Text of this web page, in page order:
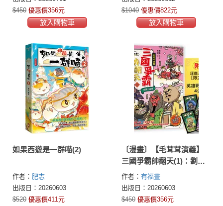
張）
$450 優惠價356元
放入購物車
$1040 優惠價822元
放入購物車
如果西遊是一群喵(2)
作者： 肥志
出版日：20260603
$520 優惠價411元
〔漫畫〕【毛茸茸演義】
三國爭霸帥翻天(1)：劉備
鹿、關羽獅、張飛熊，桃
園三結義(附?逐鹿天下「限
定」英雄戰鬥卡４張）
作者： 有福畫
出版日：20260603
$450 優惠價356元